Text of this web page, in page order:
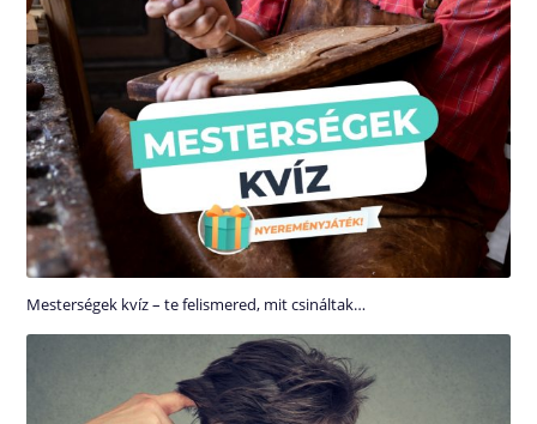
Mesterségek kvíz – te felismered, mit csináltak…